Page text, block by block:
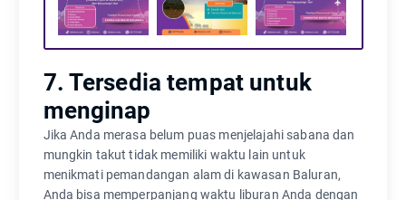
7. Tersedia tempat untuk
menginap
Jika Anda merasa belum puas menjelajahi sabana dan
mungkin takut tidak memiliki waktu lain untuk
menikmati pemandangan alam di kawasan Baluran,
Anda bisa memperpanjang waktu liburan Anda dengan